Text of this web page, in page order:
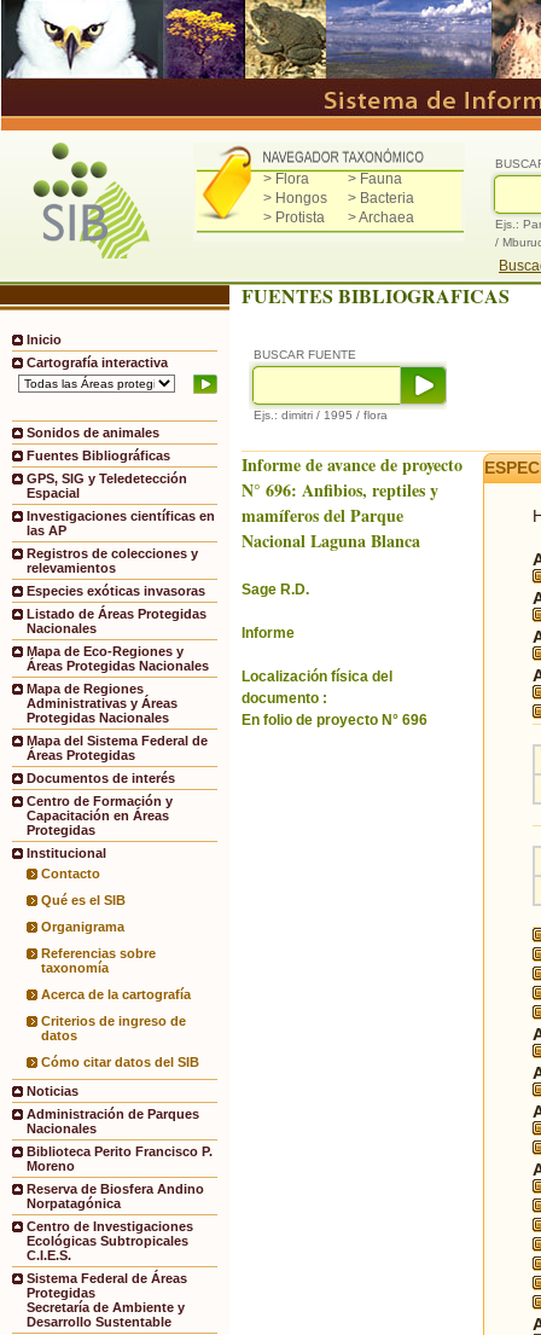
> Flora
> Fauna
> Hongos
> Bacteria
> Protista
> Archaea
Ejs.:
/
Inicio
Cartografía interactiva
Sonidos de animales
Fuentes Bibliográficas
GPS, SIG y Teledetección
Espacial
Investigaciones científicas en
las AP
Registros de colecciones y
relevamientos
Especies exóticas invasoras
Listado de Áreas Protegidas
Nacionales
Mapa de Eco-Regiones y
Áreas Protegidas Nacionales
Mapa de Regiones
Administrativas y Áreas
Protegidas Nacionales
Mapa del Sistema Federal de
Áreas Protegidas
Documentos de interés
Centro de Formación y
Capacitación en Áreas
Protegidas
Institucional
Contacto
Qué es el SIB
Organigrama
Referencias sobre
taxonomía
Acerca de la cartografía
Criterios de ingreso de
datos
Cómo citar datos del SIB
Noticias
Administración de Parques
Nacionales
Biblioteca Perito Francisco P.
Moreno
Reserva de Biosfera Andino
Norpatagónica
Centro de Investigaciones
Ecológicas Subtropicales
C.I.E.S.
Sistema Federal de Áreas
Protegidas
Secretaría de Ambiente y
Desarrollo Sustentable
FUENTES BIBLIOGRAFICAS
BUSCAR FUENTE
Ejs.: dimitri / 1995 / flora
Informe de avance de proyecto
N° 696: Anfibios, reptiles y
mamíferos del Parque
Nacional Laguna Blanca
Sage R.D.
Informe
Localización física del
documento :
En folio de proyecto N° 696